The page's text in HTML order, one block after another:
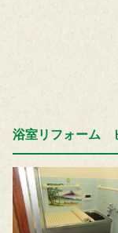
浴室リフォーム